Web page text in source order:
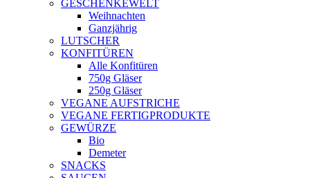
GESCHENKEWELT
Weihnachten
Ganzjährig
LUTSCHER
KONFITÜREN
Alle Konfitüren
750g Gläser
250g Gläser
VEGANE AUFSTRICHE
VEGANE FERTIGPRODUKTE
GEWÜRZE
Bio
Demeter
SNACKS